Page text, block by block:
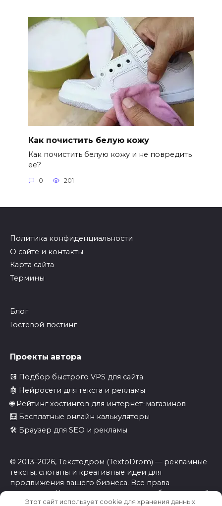
Как почистить белую кожу
Как почистить белую кожу и не повредить
ее?
0 201
Политика конфиденциальности
О сайте и контакты
Карта сайта
Термины
Блог
Гостевой постинг
Проекты автора
💽 Подбор быстрого VPS для сайта
🤖 Нейросети для текста и рекламы
🌐 Рейтинг хостингов для интернет-магазинов
🧮 Бесплатные онлайн калькуляторы
🛠️ Браузер для SEO и рекламы
© 2013–2026, Текстодром (TextoDrom) — рекламные
тексты, слоганы и креативные идеи для
продвижения вашего бизнеса. Все права
защищены. Копирование материалов без активной
ссылки наtextodrom.netзапрещено.
Этот сайт использует cookie для хранения данных.